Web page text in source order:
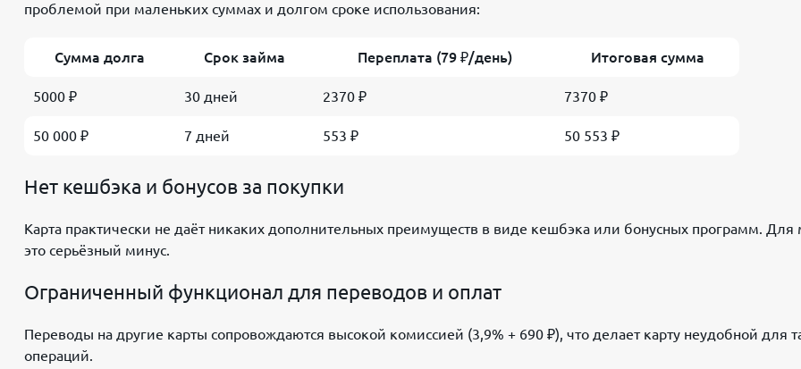
проблемой при маленьких суммах и долгом сроке использования:
Сумма долга Срок займа Переплата (79 ₽/день) Итоговая сумма
5000 ₽ 30 дней 2370 ₽ 7370 ₽
50 000 ₽ 7 дней 553 ₽ 50 553 ₽
Нет кешбэка и бонусов за покупки
Карта практически не даёт никаких дополнительных преимуществ в виде кешбэка или бонусных программ. Для
это серьёзный минус.
Ограниченный функционал для переводов и оплат
Переводы на другие карты сопровождаются высокой комиссией (3,9% + 690 ₽), что делает карту неудобной для
операций.